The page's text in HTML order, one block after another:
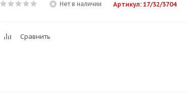
Нет в наличии Артикул: 17/32/3704
Сравнить